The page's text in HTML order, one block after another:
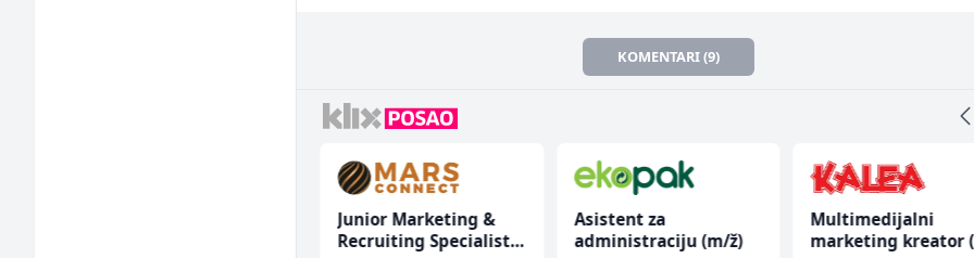
KOMENTARI (9)
Junior Marketing &
Recruiting Specialist
Asistent za
administraciju (m/ž)
Multimedijalni
marketing kreator